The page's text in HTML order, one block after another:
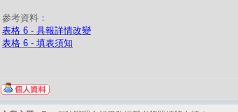
參考資料：
表格 6 - 具報詳情改變
表格 6 - 填表須知